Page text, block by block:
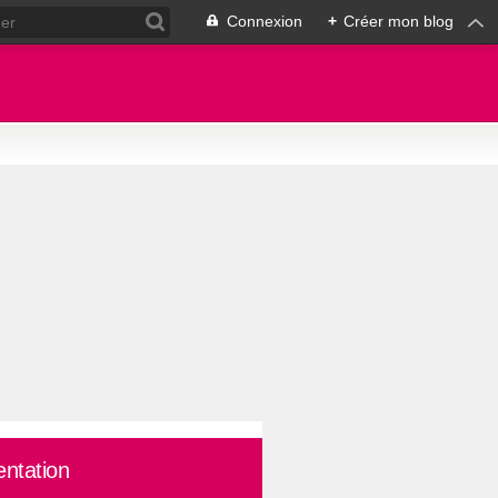
Connexion + Créer mon blog